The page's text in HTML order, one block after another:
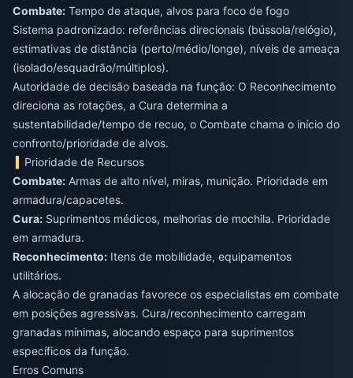
Combate: Tempo de ataque, alvos para foco de fogo
Sistema padronizado: referências direcionais (bússola/relógio),
estimativas de distância (perto/médio/longe), níveis de ameaça
(isolado/esquadrão/múltiplos).
Autoridade de decisão baseada na função: O Reconhecimento
direciona as rotações, a Cura determina a
sustentabilidade/tempo de recuo, o Combate chama o início do
confronto/prioridade de alvos.
Prioridade de Recursos
Combate: Armas de alto nível, miras, munição. Prioridade em
Cura: Suprimentos médicos, melhorias de mochila. Prioridade
Reconhecimento: Itens de mobilidade, equipamentos
utilitários.
A alocação de granadas favorece os especialistas em combate
em posições agressivas. Cura/reconhecimento carregam
granadas mínimas, alocando espaço para suprimentos
específicos da função.
Erros Comuns